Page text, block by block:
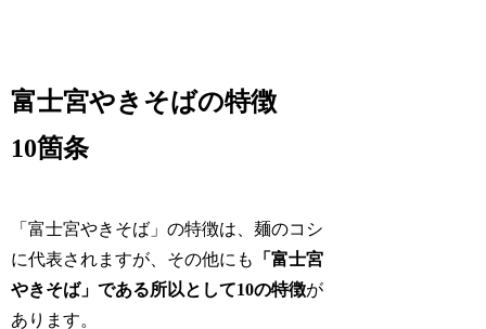
富士宮やきそばの特徴
10箇条
「富士宮やきそば」の特徴は、麺のコシ
に代表されますが、その他にも
「富士宮
やきそば」である所以として10の特徴が
あります。